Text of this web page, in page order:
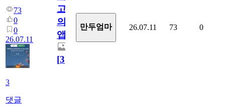
73
0
0
26.07.11
3
댓글
고
의
앱.
[3]
만두엄마 26.07.11 73 0